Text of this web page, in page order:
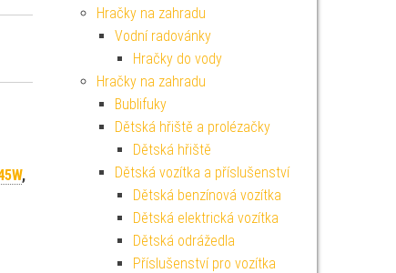
,
Hračky na zahradu
Vodní radovánky
Hračky do vody
Hračky na zahradu
Bublifuky
Dětská hřiště a prolézačky
Dětská hřiště
Dětská vozítka a příslušenství
Dětská benzínová vozítka
Dětská elektrická vozítka
Dětská odrážedla
Příslušenství pro vozítka